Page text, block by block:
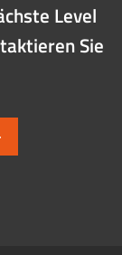
Level
Sie